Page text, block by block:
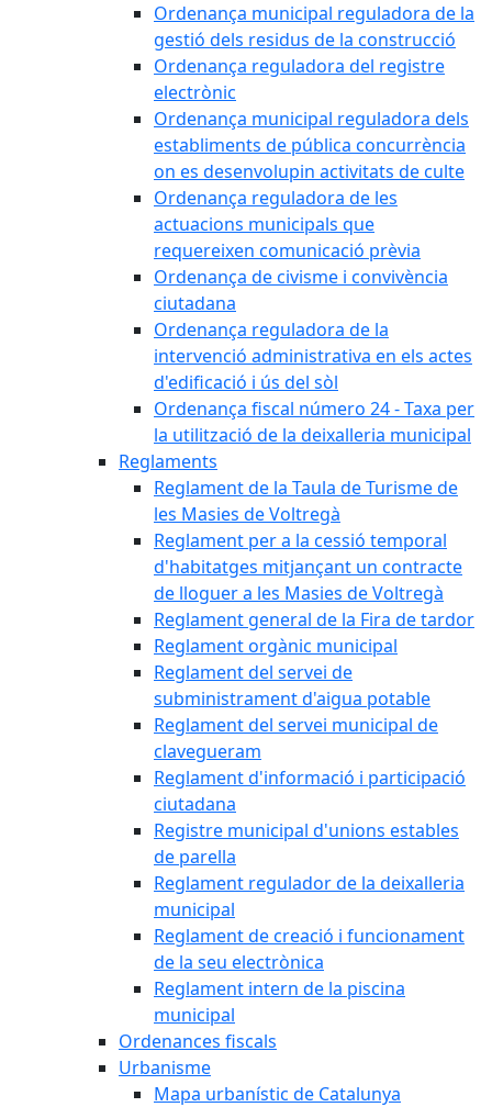
Ordenança municipal reguladora de la
gestió dels residus de la construcció
Ordenança reguladora del registre
electrònic
Ordenança municipal reguladora dels
establiments de pública concurrència
on es desenvolupin activitats de culte
Ordenança reguladora de les
actuacions municipals que
requereixen comunicació prèvia
Ordenança de civisme i convivència
ciutadana
Ordenança reguladora de la
intervenció administrativa en els actes
d'edificació i ús del sòl
Ordenança fiscal número 24 - Taxa per
la utilització de la deixalleria municipal
Reglaments
Reglament de la Taula de Turisme de
les Masies de Voltregà
Reglament per a la cessió temporal
d'habitatges mitjançant un contracte
de lloguer a les Masies de Voltregà
Reglament general de la Fira de tardor
Reglament orgànic municipal
Reglament del servei de
subministrament d'aigua potable
Reglament del servei municipal de
clavegueram
Reglament d'informació i participació
ciutadana
Registre municipal d'unions estables
de parella
Reglament regulador de la deixalleria
municipal
Reglament de creació i funcionament
de la seu electrònica
Reglament intern de la piscina
municipal
Ordenances fiscals
Urbanisme
Mapa urbanístic de Catalunya